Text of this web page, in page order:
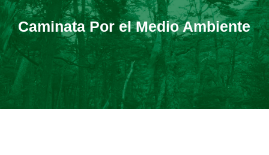
Caminata Por el Medio Ambiente